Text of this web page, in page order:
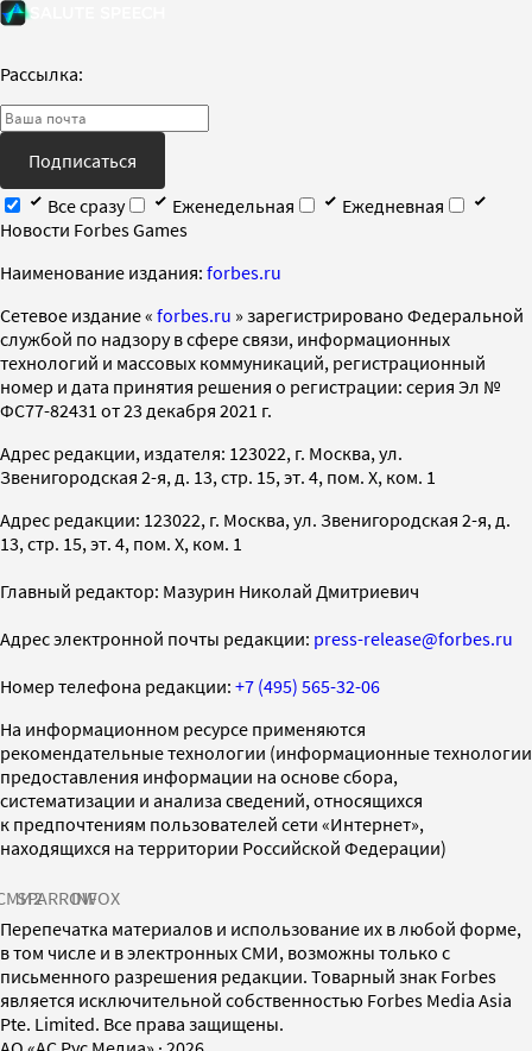
Рассылка:
Подписаться
Все сразу
Еженедельная
Ежедневная
Новости Forbes Games
Наименование издания: forbes.ru
Cетевое издание « forbes.ru » зарегистрировано Федеральной
службой по надзору в сфере связи, информационных
технологий и массовых коммуникаций, регистрационный
номер и дата принятия решения о регистрации: серия Эл №
ФС77-82431 от 23 декабря 2021 г.
Адрес редакции, издателя: 123022, г. Москва, ул.
Звенигородская 2-я, д. 13, стр. 15, эт. 4, пом. X, ком. 1
Адрес редакции: 123022, г. Москва, ул. Звенигородская 2-я, д.
13, стр. 15, эт. 4, пом. X, ком. 1
Главный редактор: Мазурин Николай Дмитриевич
Адрес электронной почты редакции: press-release@forbes.ru
Номер телефона редакции: +7 (495) 565-32-06
На информационном ресурсе применяются
рекомендательные технологии (информационные технологии
предоставления информации на основе сбора,
систематизации и анализа сведений, относящихся
к предпочтениям пользователей сети «Интернет»,
находящихся на территории Российской Федерации)
SPARROWINFOX
Перепечатка материалов и использование их в любой форме,
в том числе и в электронных СМИ, возможны только с
письменного разрешения редакции. Товарный знак Forbes
является исключительной собственностью Forbes Media Asia
Pte. Limited. Все права защищены.